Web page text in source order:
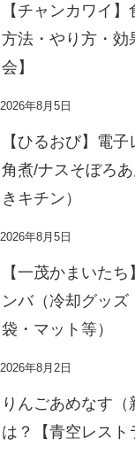
【チャンカワイ
方法・やり方・効
会】
2026年8月5日
【ひるおび】電
角煮/ナスそぼろ
きキチン）
2026年8月5日
【一茂かまいた
ンバ（冷却グッ
袋・マット等）
2026年8月2日
りんごあめなす
は？【青空レスト